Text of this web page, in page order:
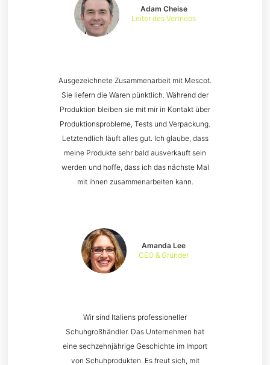
Wir sind Italiens professioneller
Schuhgroßhändler. Das Unternehmen hat
eine sechzehnjährige Geschichte im Import
von Schuhprodukten. Es freut sich, mit
Amanda Lee
CEO & Gründer
Ausgezeichnete Zusammenarbeit mit Mescot.
Sie liefern die Waren pünktlich. Während der
Produktion bleiben sie mit mir in Kontakt über
Produktionsprobleme, Tests und Verpackung.
Letztendlich läuft alles gut. Ich glaube, dass
meine Produkte sehr bald ausverkauft sein
werden und hoffe, dass ich das nächste Mal
mit ihnen zusammenarbeiten kann.
Adam Cheise
Leiter des Vertriebs